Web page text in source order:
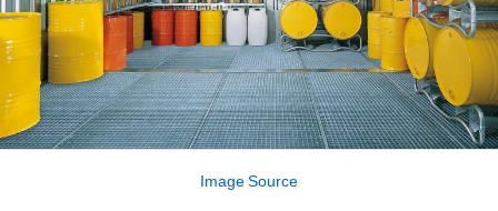
Image Source